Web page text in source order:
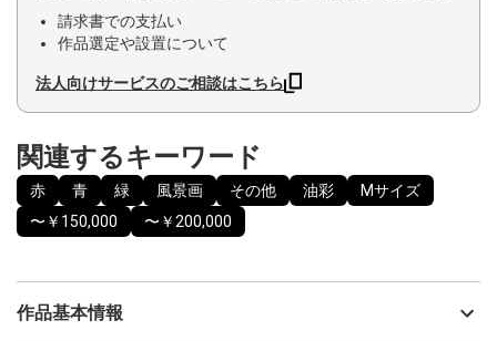
請求書での支払い
作品選定や設置について
法人向けサービスのご相談はこちら
関連するキーワード
赤 青 緑 風景画 その他 油彩
Mサイズ
〜￥150,000
〜￥200,000
作品基本情報